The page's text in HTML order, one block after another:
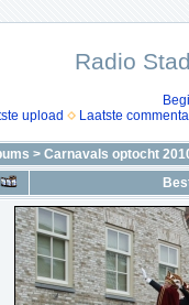
Radio
upload Laatste
> Carnavals optocht